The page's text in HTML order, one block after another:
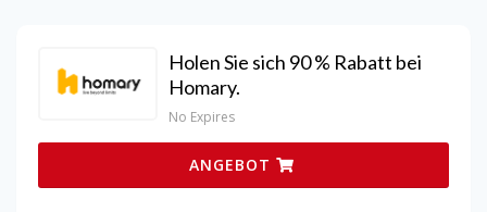
Holen Sie sich 90 % Rabatt bei
Homary.
No Expires
ANGEBOT